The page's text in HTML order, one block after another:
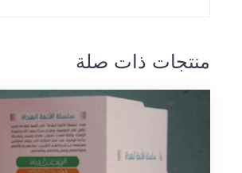
منتجات ذات صلة